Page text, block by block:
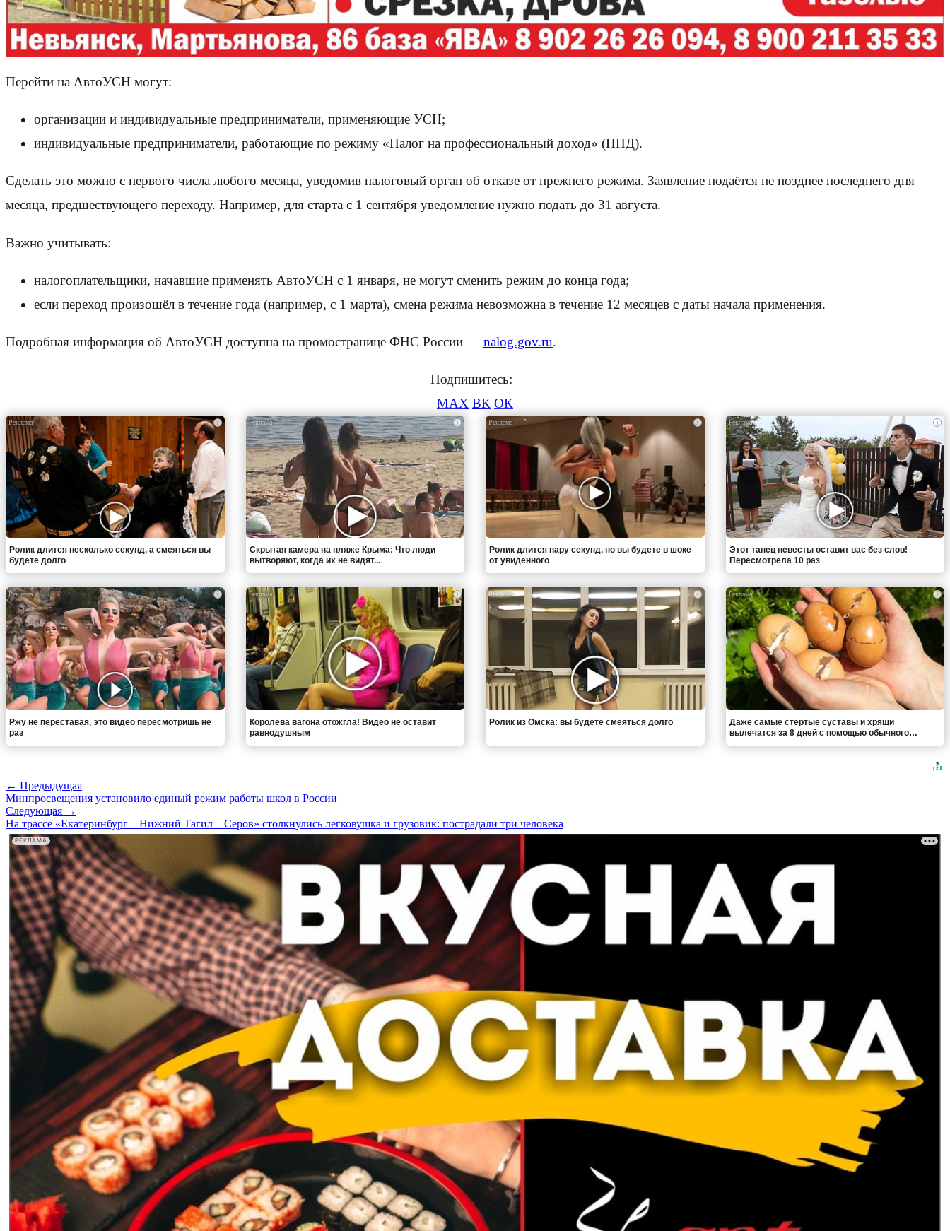
Перейти на АвтоУСН могут:
организации и индивидуальные предприниматели, применяющие УСН;
индивидуальные предприниматели, работающие по режиму «Налог на профессиональный доход» (НПД).
Сделать это можно с первого числа любого месяца, уведомив налоговый орган об отказе от прежнего режима. Заявление подаётся не позднее последнего дня
месяца, предшествующего переходу. Например, для старта с 1 сентября уведомление нужно подать до 31 августа.
Важно учитывать:
налогоплательщики, начавшие применять АвтоУСН с 1 января, не могут сменить режим до конца года;
если переход произошёл в течение года (например, с 1 марта), смена режима невозможна в течение 12 месяцев с даты начала применения.
Подробная информация об АвтоУСН доступна на промостранице ФНС России —nalog.gov.ru.
Подпишитесь:
MAX ВК ОК
i
Ролик длится несколько секунд, а смеяться вы
будете долго
i
Скрытая камера на пляже Крыма: Что люди
вытворяют, когда их не видят...
i
Ролик длится пару секунд, но вы будете в шоке
от увиденного
i
Этот танец невесты оставит вас без слов!
Пересмотрела 10 раз
i
Ржу не переставая, это видео пересмотришь не
раз
i
Королева вагона отожгла! Видео не оставит
равнодушным
i
Ролик из Омска: вы будете смеяться долго
i
Даже самые стертые суставы и хрящи
вылечатся за 8 дней с помощью обычного…
← Предыдущая
Минпросвещения установило единый режим работы школ в России
Следующая →
На трассе «Екатеринбург – Нижний Тагил – Серов» столкнулись легковушка и грузовик: пострадали три человека
РЕКЛАМА